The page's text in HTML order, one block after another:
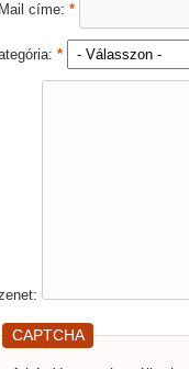
címe: *
*
CAPTCHA